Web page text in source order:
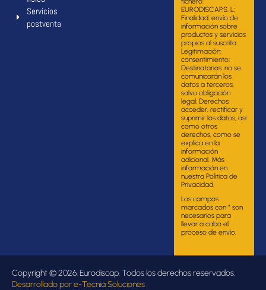
Servicios
postventa
EURODISCAP.S. L;
Finalidad: envío de
información sobre
productos y servicios
propios al suscrito.
Legitimación:
consentimiento;
Destinatarios: no se
comunicarán los
datos a terceros,
salvo obligación
legal; Derechos:
acceder, rectificar y
suprimir los datos, así
como otros
derechos, como se
explica en la
información
adicional. Más
información en
nuestra Política de
Privacidad.
Los campos
marcados con * son
necesarios para
llevar a cabo el
proceso de envío.
Copyright © 2026. Eurodiscap. Todos los derechos reservados.
Desarrollado pore-Tecnia Soluciones